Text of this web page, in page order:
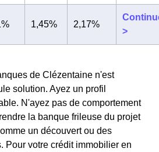
1,45% 2,17%
>
de Clézentaine n'est
solution. Ayez un profil
N'ayez pas de comportement
la banque frileuse du projet
un découvert ou des
Pour votre crédit immobilier en